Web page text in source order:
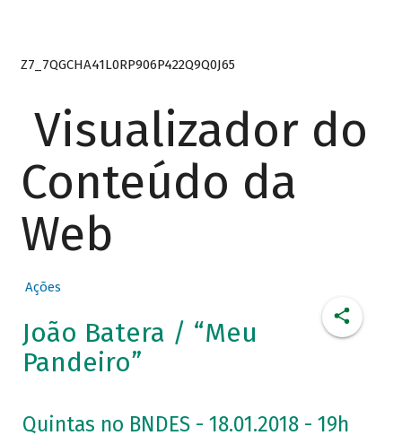
Z7_7QGCHA41L0RP906P422Q9Q0J65
Visualizador do
Conteúdo da
Web
Ações
João Batera / “Meu
Pandeiro”
Quintas no BNDES - 18.01.2018 - 19h